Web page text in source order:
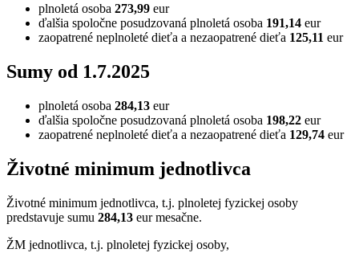
plnoletá osoba 273,99 eur
ďalšia spoločne posudzovaná plnoletá osoba 191,14 eur
zaopatrené neplnoleté dieťa a nezaopatrené dieťa 125,11 eur
Sumy od 1.7.2025
plnoletá osoba 284,13 eur
ďalšia spoločne posudzovaná plnoletá osoba 198,22 eur
zaopatrené neplnoleté dieťa a nezaopatrené dieťa 129,74 eur
Životné minimum jednotlivca
Životné minimum jednotlivca, t.j. plnoletej fyzickej osoby
predstavuje sumu 284,13 eur mesačne.
ŽM jednotlivca, t.j. plnoletej fyzickej osoby,